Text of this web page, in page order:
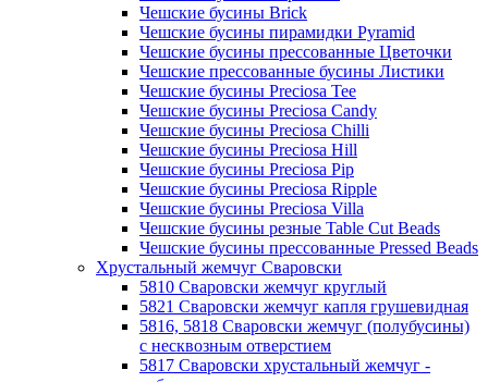
Чешские бусины Brick
Чешские бусины пирамидки Pyramid
Чешские бусины прессованные Цветочки
Чешские прессованные бусины Листики
Чешские бусины Preciosa Tee
Чешские бусины Preciosa Candy
Чешские бусины Preciosa Chilli
Чешские бусины Preciosa Hill
Чешские бусины Preciosa Pip
Чешские бусины Preciosa Ripple
Чешские бусины Preciosa Villa
Чешские бусины резные Table Cut Beads
Чешские бусины прессованные Pressed Beads
Хрустальный жемчуг Сваровски
5810 Сваровски жемчуг круглый
5821 Сваровски жемчуг капля грушевидная
5816, 5818 Сваровски жемчуг (полубусины)
с несквозным отверстием
5817 Сваровски хрустальный жемчуг -